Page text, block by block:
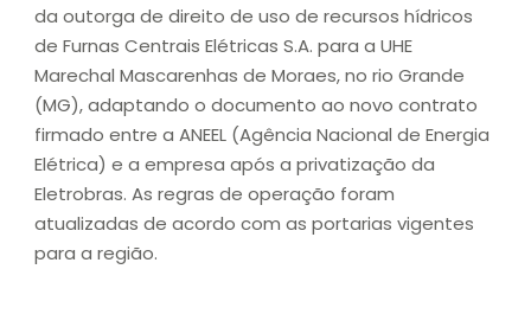
da outorga de direito de uso de recursos hídricos
de Furnas Centrais Elétricas S.A. para a UHE
Marechal Mascarenhas de Moraes, no rio Grande
(MG), adaptando o documento ao novo contrato
firmado entre a ANEEL (Agência Nacional de Energia
Elétrica) e a empresa após a privatização da
Eletrobras. As regras de operação foram
atualizadas de acordo com as portarias vigentes
para a região.